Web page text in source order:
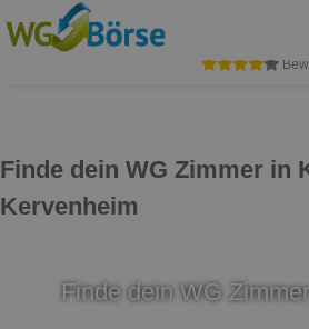
Finde dein WG Zimmer in
Kervenheim
Finde dein WG